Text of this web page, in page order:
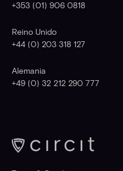
+353 (01) 906 0818
Reino Unido
+44 (0) 203 318 127
Alemania
+49 (0) 32 212 290 777